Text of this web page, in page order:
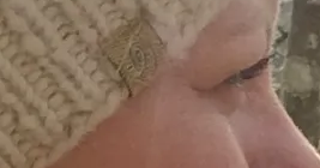
og grillet kylling